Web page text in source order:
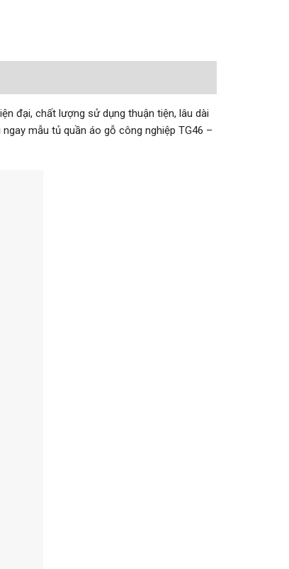
đại, chất lượng sử dụng thuận tiện, lâu dài
mẫu tủ quần áo gỗ công nghiệp TG46 –